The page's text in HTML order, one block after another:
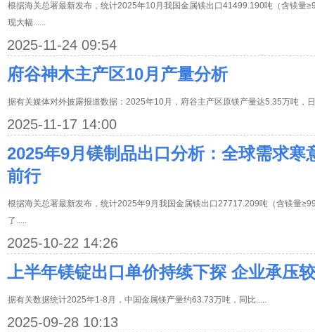
根据海关总署最新发布，统计2025年10月我国金属镁出口41499.190吨（含镁量
现大幅......
2025-11-24 09:54
府谷神木主产区10月产量分析
据有关媒体对外披露报道数据：2025年10月，府谷主产区原镁产量达5.35万吨，
2025-11-17 14:00
2025年9月镁制品出口分析：全球需求寒
前行
根据海关总署最新发布，统计2025年9月我国金属镁出口27717.209吨（含镁量
了.....
2025-10-22 14:26
上半年镁锭出口单价持续下探 企业承压
据有关数据统计2025年1-8月，中国金属镁产量约63.73万吨，同比.....
2025-09-28 10:13